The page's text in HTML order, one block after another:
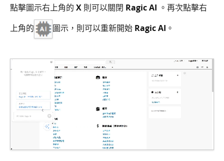
點擊圖示右上角的 X 則可以關閉 Ragic AI 。再次點擊右
上角的
圖示，則可以重新開始 Ragic AI 。